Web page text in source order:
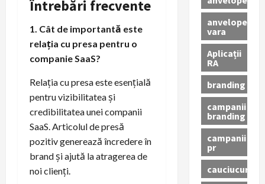
Întrebări frecvente
1. Cât de importantă este
relația cu presa pentru o
companie SaaS?
Relația cu presa este esențială
pentru vizibilitatea și
credibilitatea unei companii
SaaS. Articolul de presă
pozitiv generează încredere în
brand și ajută la atragerea de
noi clienți.
anvelope
vara
Aplicații
RA
branding
campanii
branding
campanii
pr
cauciucuri